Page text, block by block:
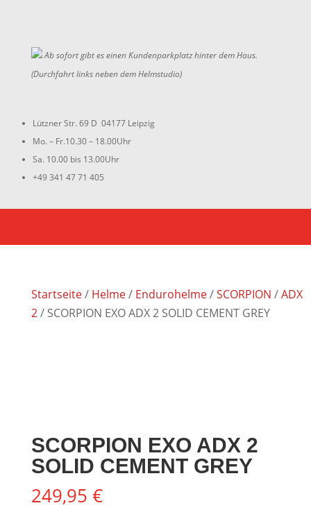
Ab sofort gibt es einen Kundenparkplatz hinter dem Haus.
(Durchfahrt links neben dem Helmstudio)
Lützner Str. 69 D 04177 Leipzig
Mo. – Fr.10.30 – 18.00Uhr
Sa. 10.00 bis 13.00Uhr
+49 341 47 71 405
Startseite/ Helme/ Endurohelme/SCORPION /ADX
2/ SCORPION EXO ADX 2 SOLID CEMENT GREY
SCORPION EXO ADX 2
SOLID CEMENT GREY
249,95 €